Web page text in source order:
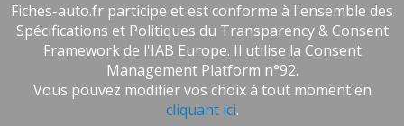
Fiches-auto.fr participe et est conforme à l'ensemble des
Spécifications et Politiques du Transparency & Consent
Framework de l'IAB Europe. Il utilise la Consent
Management Platform n°92.
Vous pouvez modifier vos choix à tout moment en
cliquant ici.